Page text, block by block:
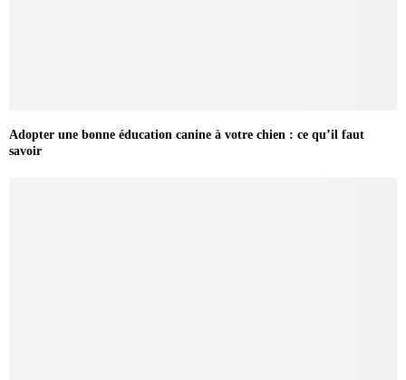
Adopter une bonne éducation canine à votre chien : ce qu’il faut
savoir